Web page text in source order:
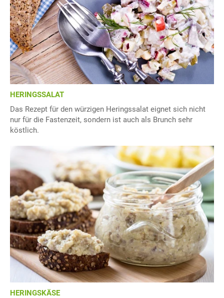
HERINGSSALAT
Das Rezept für den würzigen Heringssalat eignet sich nicht
nur für die Fastenzeit, sondern ist auch als Brunch sehr
köstlich.
HERINGSKÄSE